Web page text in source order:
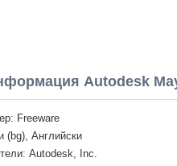
Autodesk
Freeware
(bg), Английски
Autodesk, Inc.